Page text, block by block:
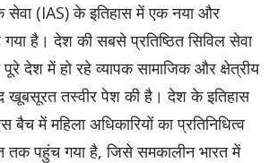
सेवा (IAS) के इतिहास में एक नया और
गया है। देश की सबसे प्रतिष्ठित सिविल सेवा
देश में हो रहे व्यापक सामाजिक और क्षेत्रीय
खूबसूरत तस्वीर पेश की है। देश के इतिहास
बैच में महिला अधिकारियों का प्रतिनिधित्व
तक पहुंच गया है, जिसे समकालीन भारत में